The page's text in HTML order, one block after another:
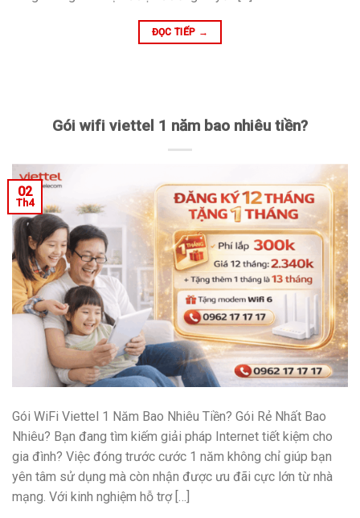
ĐỌC TIẾP →
Gói wifi viettel 1 năm bao nhiêu tiền?
02
Th4
Gói WiFi Viettel 1 Năm Bao Nhiêu Tiền? Gói Rẻ Nhất Bao
Nhiêu? Bạn đang tìm kiếm giải pháp Internet tiết kiệm cho
gia đình? Việc đóng trước cước 1 năm không chỉ giúp bạn
yên tâm sử dụng mà còn nhận được ưu đãi cực lớn từ nhà
mạng. Với kinh nghiệm hỗ trợ […]